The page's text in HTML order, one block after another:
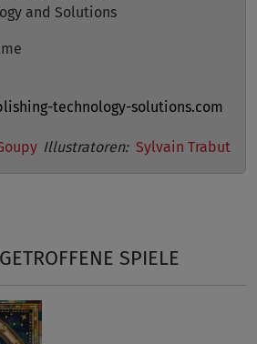
and Solutions
technology-solutions.com
Illustratoren: Sylvain Trabut
SPIELE